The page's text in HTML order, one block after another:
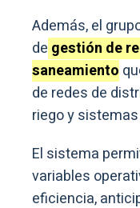
Además, el
de gestión de
saneamiento
de redes de
riego y
El sistema
variables
eficiencia,